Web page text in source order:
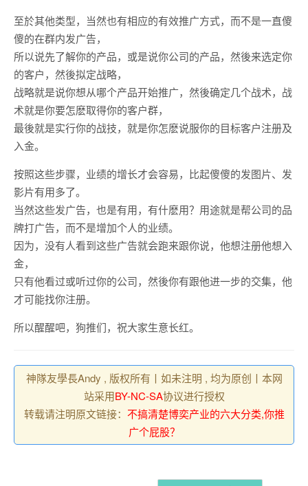
至於其他类型，当然也有相应的有效推广方式，而不是一直傻
傻的在群内发广告，
所以说先了解你的产品，或是说你公司的产品，然後来选定你
的客户，然後拟定战略，
战略就是说你想从哪个产品开始推广，然後确定几个战术，战
术就是你要怎麽取得你的客户群，
最後就是实行你的战技，就是你怎麽说服你的目标客户注册及
入金。
按照这些步骤，业绩的增长才会容易，比起傻傻的发图片、发
影片有用多了。
当然这些发广告，也是有用，有什麽用？用途就是帮公司的品
牌打广告，而不是增加个人的业绩。
因为，没有人看到这些广告就会跑来跟你说，他想注册他想入
金，
只有他看过或听过你的公司，然後你有跟他进一步的交集，他
才可能找你注册。
所以醒醒吧，狗推们，祝大家生意长红。
神隊友學長Andy , 版权所有丨如未注明 , 均为原创丨本网
站采用BY-NC-SA协议进行授权
转载请注明原文链接： 不搞清楚博奕产业的六大分类,你推
广个屁股？